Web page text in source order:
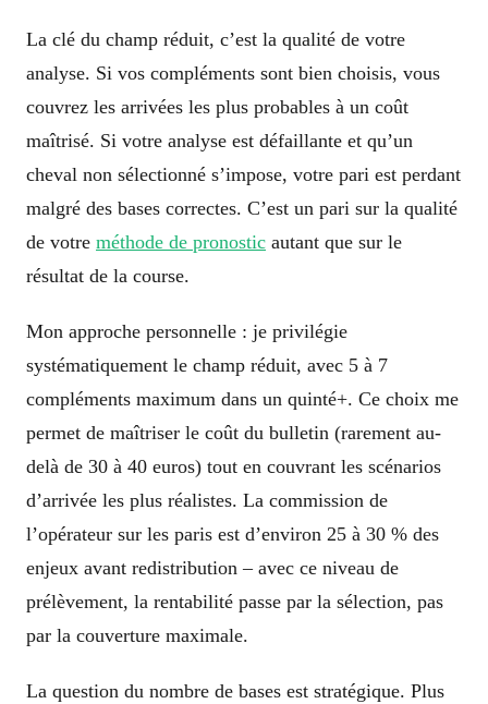
La clé du champ réduit, c’est la qualité de votre
analyse. Si vos compléments sont bien choisis, vous
couvrez les arrivées les plus probables à un coût
maîtrisé. Si votre analyse est défaillante et qu’un
cheval non sélectionné s’impose, votre pari est perdant
malgré des bases correctes. C’est un pari sur la qualité
de votre méthode de pronostic autant que sur le
résultat de la course.
Mon approche personnelle : je privilégie
systématiquement le champ réduit, avec 5 à 7
compléments maximum dans un quinté+. Ce choix me
permet de maîtriser le coût du bulletin (rarement au-
delà de 30 à 40 euros) tout en couvrant les scénarios
d’arrivée les plus réalistes. La commission de
l’opérateur sur les paris est d’environ 25 à 30 % des
enjeux avant redistribution – avec ce niveau de
prélèvement, la rentabilité passe par la sélection, pas
par la couverture maximale.
La question du nombre de bases est stratégique. Plus